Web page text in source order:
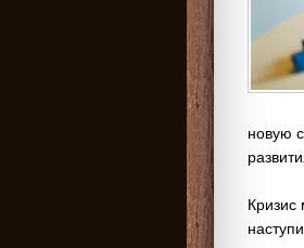
новую
Кризис